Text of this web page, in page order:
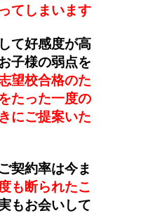
てしまいます
て好感度が高
子様の弱点を
望校合格のた
たった一度の
にご提案いた
契約率は今ま
も断られたこ
もお会いして